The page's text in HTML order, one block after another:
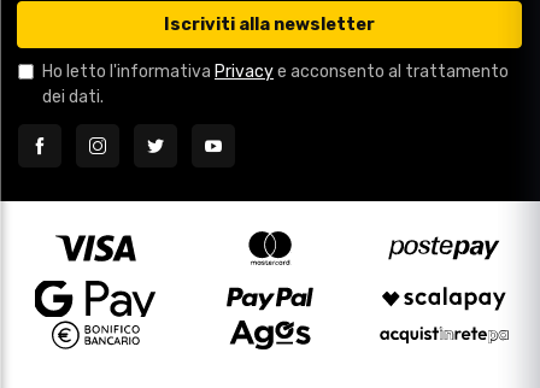
Iscriviti alla newsletter
Ho letto l'informativa Privacye acconsento al trattamento
dei dati.